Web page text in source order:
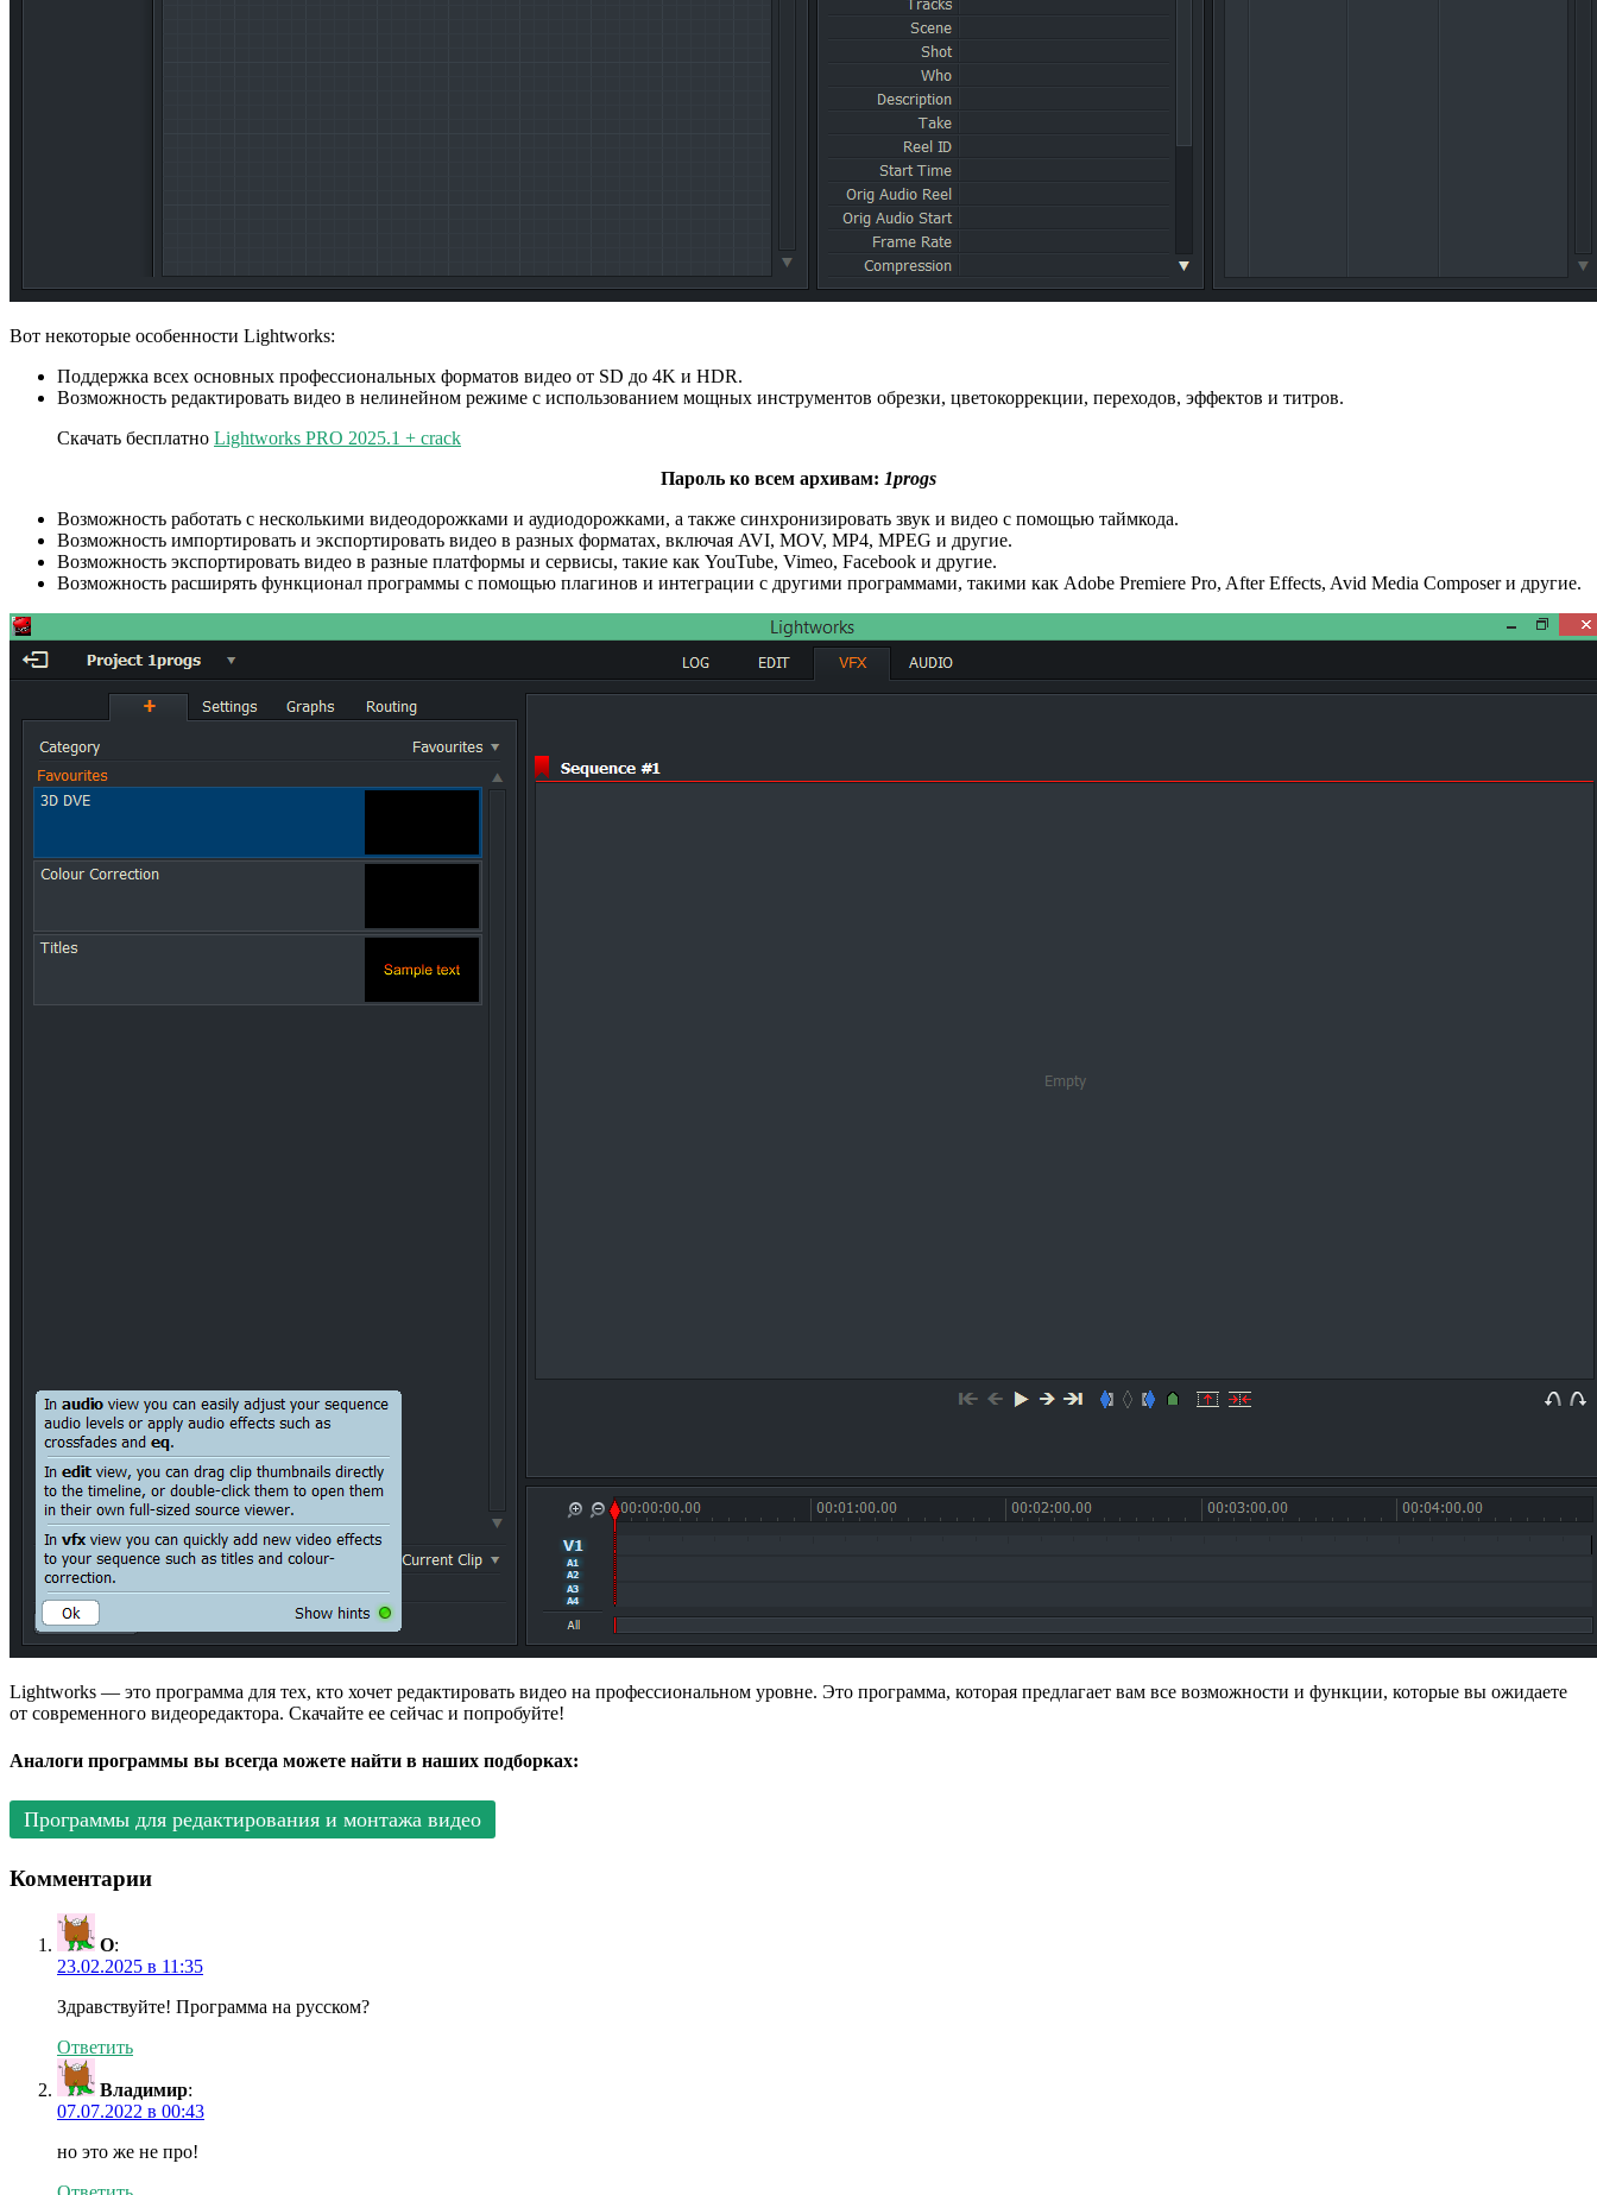
Вот некоторые особенности Lightworks:
Поддержка всех основных профессиональных форматов видео от SD до 4K и HDR.
Возможность редактировать видео в нелинейном режиме с использованием мощных инструментов обрезки, цветокоррекции, переходов, эффектов и титров.
Скачать бесплатно Lightworks PRO 2025.1 + crack
Пароль ко всем архивам: 1progs
Возможность работать с несколькими видеодорожками и аудиодорожками, а также синхронизировать звук и видео с помощью таймкода.
Возможность импортировать и экспортировать видео в разных форматах, включая AVI, MOV, MP4, MPEG и другие.
Возможность экспортировать видео в разные платформы и сервисы, такие как YouTube, Vimeo, Facebook и другие.
Возможность расширять функционал программы с помощью плагинов и интеграции с другими программами, такими как Adobe Premiere Pro, After Effects, Avid Media Composer и другие.
Lightworks — это программа для тех, кто хочет редактировать видео на профессиональном уровне. Это программа, которая предлагает вам все возможности и функции, которые вы ожидаете
от современного видеоредактора. Скачайте ее сейчас и попробуйте!
Аналоги программы вы всегда можете найти в наших подборках:
Программы для редактирования и монтажа видео
Комментарии
О:
23.02.2025 в 11:35
Здравствуйте! Программа на русском?
Ответить
Владимир:
07.07.2022 в 00:43
но это же не про!